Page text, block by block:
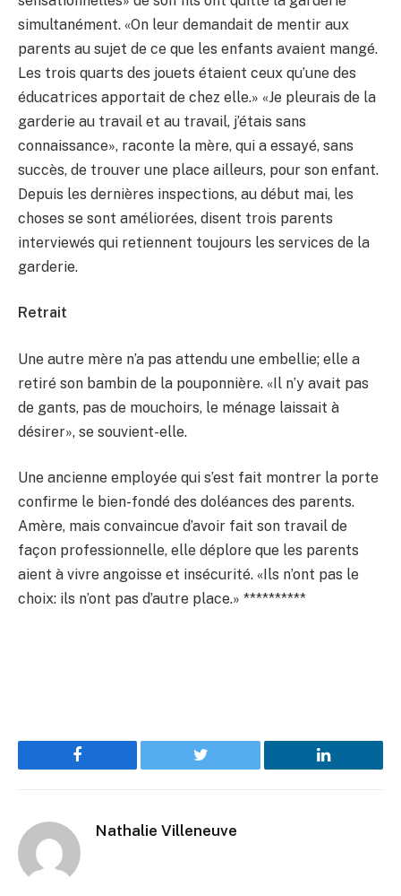
simultanément. «On leur demandait de mentir aux
parents au sujet de ce que les enfants avaient mangé.
Les trois quarts des jouets étaient ceux qu’une des
éducatrices apportait de chez elle.» «Je pleurais de la
garderie au travail et au travail, j’étais sans
connaissance», raconte la mère, qui a essayé, sans
succès, de trouver une place ailleurs, pour son enfant.
Depuis les dernières inspections, au début mai, les
choses se sont améliorées, disent trois parents
interviewés qui retiennent toujours les services de la
garderie.
Retrait
Une autre mère n’a pas attendu une embellie; elle a
retiré son bambin de la pouponnière. «Il n’y avait pas
de gants, pas de mouchoirs, le ménage laissait à
désirer», se souvient-elle.
Une ancienne employée qui s’est fait montrer la porte
confirme le bien-fondé des doléances des parents.
Amère, mais convaincue d’avoir fait son travail de
façon professionnelle, elle déplore que les parents
aient à vivre angoisse et insécurité. «Ils n’ont pas le
choix: ils n’ont pas d’autre place.» **********
Facebook Twitter LinkedIn
Nathalie Villeneuve